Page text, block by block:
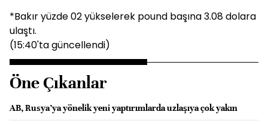
*Bakır yüzde 02 yükselerek pound başına 3.08 dolara
ulaştı.
(15:40'ta güncellendi)
Öne Çıkanlar
AB, Rusya’ya yönelik yeni yaptırımlarda uzlaşıya çok yakın